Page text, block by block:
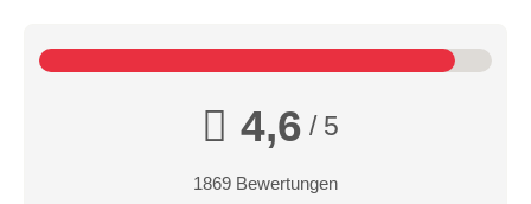
4,6 / 5
1869 Bewertungen